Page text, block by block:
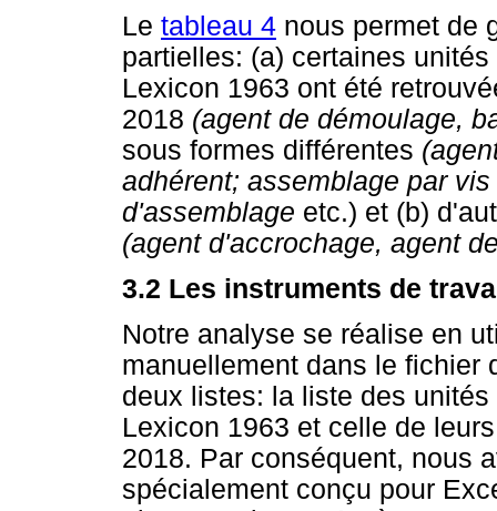
Le tableau 4 nous permet de
partielles: (a) certaines
Lexicon 1963 ont été
2018 (agent de démoulage,
sous formes différentes
adhérent; assemblage par vis
d'assemblage etc.) et (b)
(agent d'accrochage, agent
3.2 Les instruments de
Notre analyse se réalise en
manuellement dans le fichier
deux listes: la liste des
Lexicon 1963 et celle de
2018. Par conséquent, nous
spécialement conçu pour